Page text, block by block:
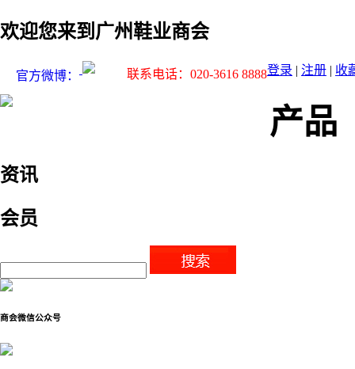
欢迎您来到广州鞋业商会
官方微博： 联系电话：020-3616 8888登录 | 注册 | 收
产品
资讯
会员
商会微信公众号